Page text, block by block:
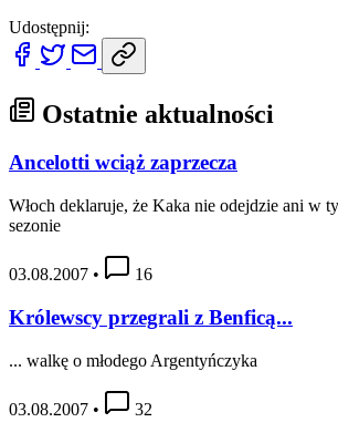
Udostępnij:
Ostatnie aktualności
Ancelotti wciąż zaprzecza
Włoch deklaruje, że Kaka nie odejdzie ani w
sezonie
03.08.2007 • 16
Królewscy przegrali z Benficą...
... walkę o młodego Argentyńczyka
03.08.2007 • 32